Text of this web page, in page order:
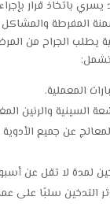
يسري باتخاذ قرار
المفرطة والمشاكل
يطلب الجراح من
تشمل:
المعملية.
السينية والرنين
عن جميع الأدوية
لمدة لا تقل عن
التدخين سلبًا على